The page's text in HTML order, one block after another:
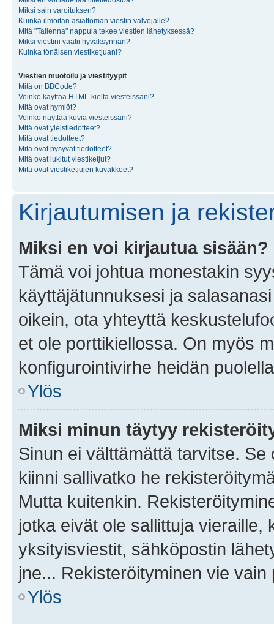
Miksi sain varoituksen?
Kuinka ilmoitan asiattoman viestin valvojalle?
Mitä "Tallenna" nappula tekee viestien lähetyksessä?
Miksi viestini vaatii hyväksynnän?
Kuinka tönäisen viestiketjuani?
Viestien muotoilu ja viestityypit
Mitä on BBCode?
Voinko käyttää HTML-kieltä viesteissäni?
Mitä ovat hymiöt?
Voinko näyttää kuvia viesteissäni?
Mitä ovat yleistiedotteet?
Mitä ovat tiedotteet?
Mitä ovat pysyvät tiedotteet?
Mitä ovat lukitut viestiketjut?
Mitä ovat viestiketjujen kuvakkeet?
Kirjautumisen ja
Miksi en voi kirjautua sisään?
Tämä voi johtua monestakin
käyttäjätunnuksesi ja
oikein, ota yhteyttä
et ole porttikiellossa. On myös
konfigurointivirhe heidän
Ylös
Miksi minun täytyy
Sinun ei välttämättä tarvitse.
kiinni sallivatko he
Mutta kuitenkin.
jotka eivät ole sallittuja vieraille,
yksityisviestit, sähköpostin
jne... Rekisteröityminen vie
Ylös